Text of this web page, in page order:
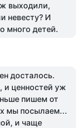
выходили,
невесту? И
много детей.
досталось.
и ценностей уж
пишем от
мы посылаем...
и чаще